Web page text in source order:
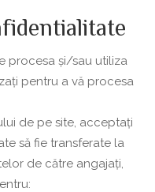
procesa și/sau utiliza
pentru a vă procesa
de pe site, acceptați
să fie transferate la
de către angajați,